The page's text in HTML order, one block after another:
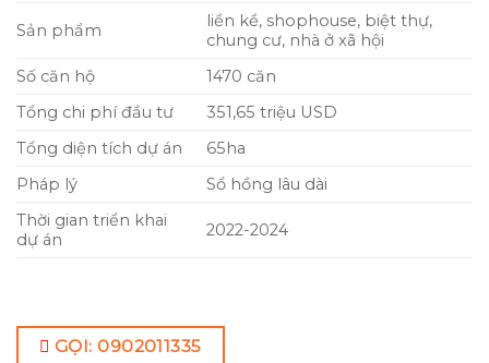
Sản phẩm
liền kề, shophouse, biệt thự,
chung cư, nhà ở xã hội
Số căn hộ
1470 căn
Tổng chi phí đầu tư
351,65 triệu USD
Tổng diện tích dự án
65ha
Pháp lý
Sổ hồng lâu dài
Thời gian triển khai
dự án
2022-2024
GỌI: 0902011335